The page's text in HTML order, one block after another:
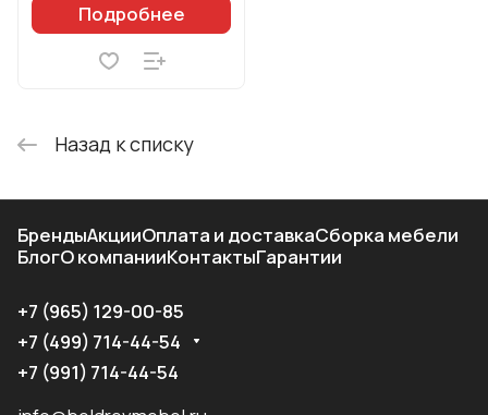
Подробнее
Назад к списку
БрендыАкцииОплата и доставкаСборка мебели
БлогО компанииКонтактыГарантии
+7 (965) 129-00-85
+7 (499) 714-44-54
+7 (991) 714-44-54